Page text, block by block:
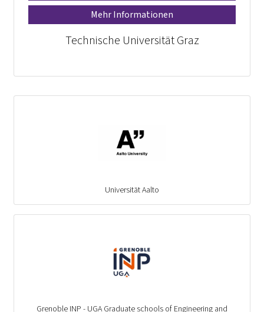
Mehr Informationen
Technische Universität Graz
Universität Aalto
Grenoble INP - UGA Graduate schools of Engineering and